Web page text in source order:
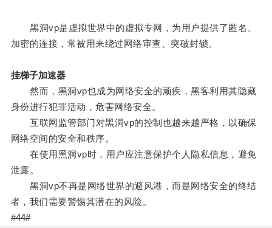
黑洞vp是虚拟世界中的虚拟专网，为用户提供了匿名、
加密的连接，常被用来绕过网络审查、突破封锁。
挂梯子加速器
然而，黑洞vp也成为网络安全的顽疾，黑客利用其隐藏
身份进行犯罪活动，危害网络安全。
互联网监管部门对黑洞vp的控制也越来越严格，以确保
网络空间的安全和秩序。
在使用黑洞vp时，用户应注意保护个人隐私信息，避免
泄露。
黑洞vp不再是网络世界的避风港，而是网络安全的终结
者，我们需要警惕其潜在的风险。
#44#